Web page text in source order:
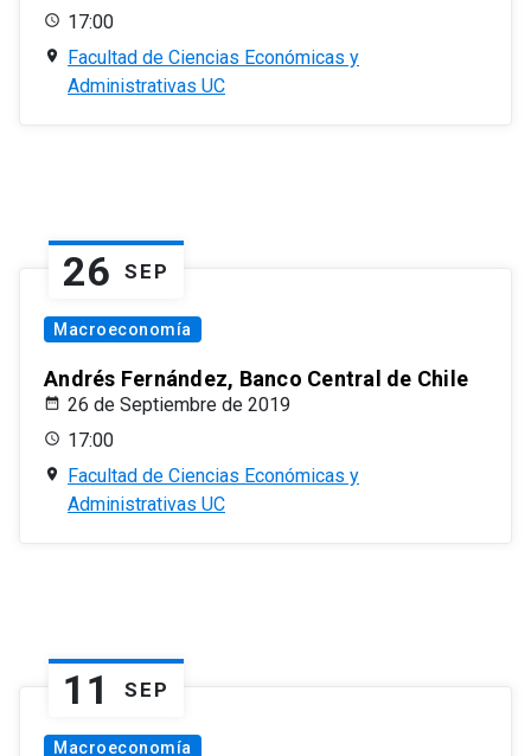
17:00
Facultad de Ciencias Económicas y
Administrativas UC
26 SEP
Macroeconomía
Andrés Fernández, Banco Central de Chile
26 de Septiembre de 2019
17:00
Facultad de Ciencias Económicas y
Administrativas UC
11 SEP
Macroeconomía